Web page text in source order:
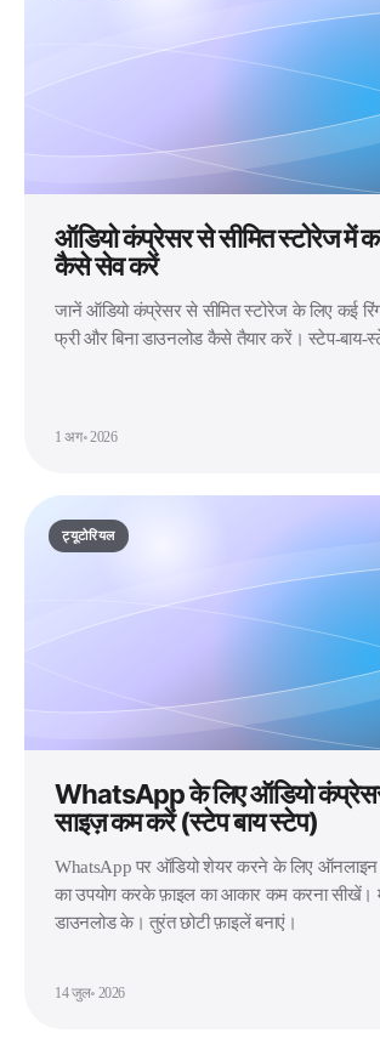
ऑडियो कंप्रेसर से सीमित स्टोरेज में
कैसे सेव करें
जानें ऑडियो कंप्रेसर से सीमित स्टोरेज के लिए कई
फ्री और बिना डाउनलोड कैसे तैयार करें। स्टेप-बाय-
1 अग॰ 2026
ट्यूटोरियल
WhatsApp के लिए ऑडियो
साइज़ कम करें (स्टेप बाय स्टेप)
WhatsApp पर ऑडियो शेयर करने के लिए
का उपयोग करके फ़ाइल का आकार कम करना सीखें।
डाउनलोड के। तुरंत छोटी फ़ाइलें बनाएं।
14 जुल॰ 2026